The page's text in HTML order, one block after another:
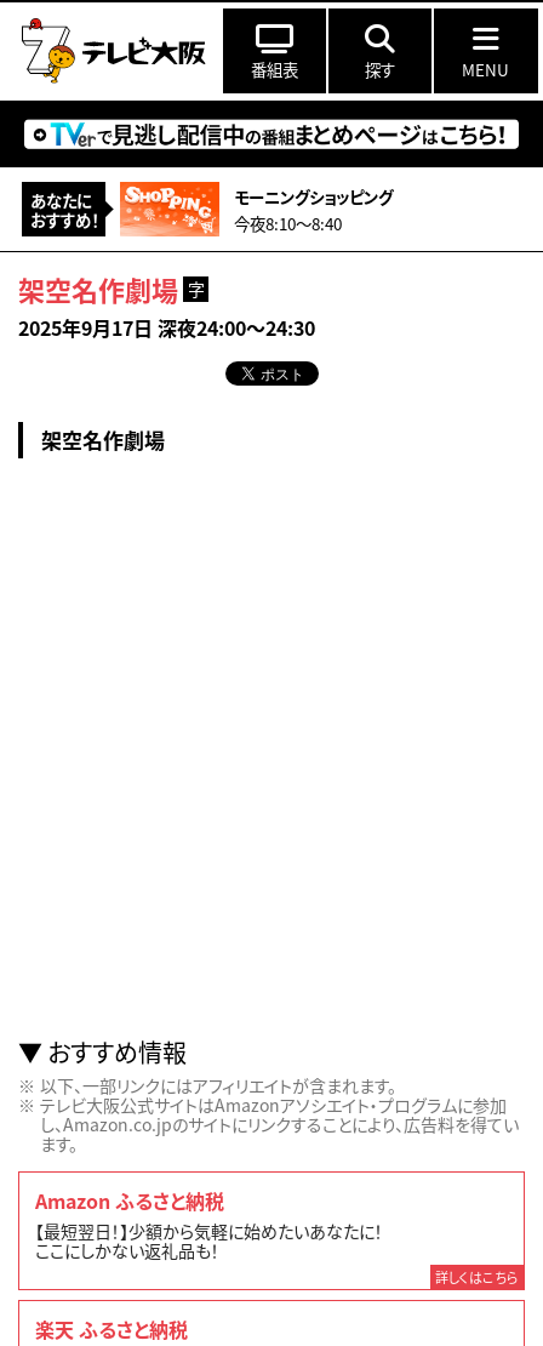
番組表 探す MENU
あなたに
おすすめ！
モーニングショッピング
今夜8:10〜8:40
架空名作劇場 字
2025年9月17日 深夜24:00～24:30
架空名作劇場
おすすめ情報
以下、一部リンクにはアフィリエイトが含まれます。
テレビ大阪公式サイトはAmazonアソシエイト・プログラムに参加
し、Amazon.co.jpのサイトにリンクすることにより、広告料を得てい
ます。
Amazon ふるさと納税
【最短翌日！】少額から気軽に始めたいあなたに！
ここにしかない返礼品も！
詳しくはこちら
楽天 ふるさと納税